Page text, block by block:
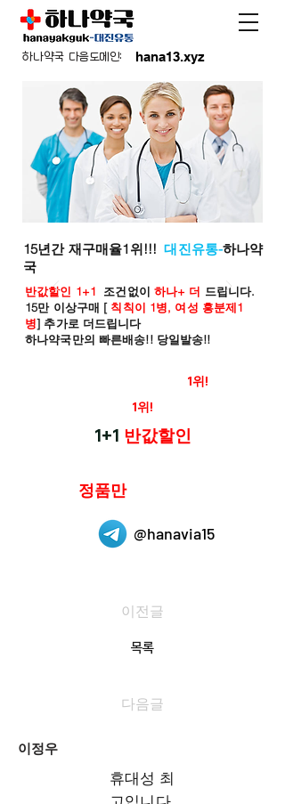
hana13.xyz
하나약국 다음도메인:
15년간 재구매율1위!!!대진유통-하나약
국
반값할인 1+1 조건없이 하나+ 더 드립니다.
15만 이상구매 [ 칙칙이 1병, 여성 흥분제1
병] 추가로 더드립니다
하나약국만의 빠른배송!! 당일발송!!
1위!
1위!
1+1 반값할인
정품만
@hanavia15
이전글
목록
다음글
이정우
휴대성 최